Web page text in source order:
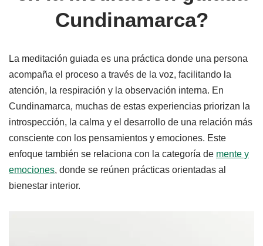
Cundinamarca?
La meditación guiada es una práctica donde una persona
acompaña el proceso a través de la voz, facilitando la
atención, la respiración y la observación interna. En
Cundinamarca, muchas de estas experiencias priorizan la
introspección, la calma y el desarrollo de una relación más
consciente con los pensamientos y emociones. Este
enfoque también se relaciona con la categoría de mente y
emociones, donde se reúnen prácticas orientadas al
bienestar interior.